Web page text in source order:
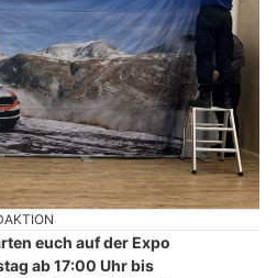
euch auf der Expo
ab 17:00 Uhr bis